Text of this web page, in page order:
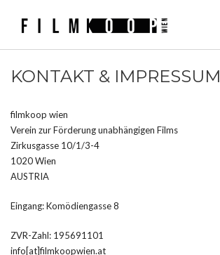
KONTAKT & IMPRESSUM
filmkoop wien
Verein zur Förderung unabhängigen Films
Zirkusgasse 10/1/3-4
1020 Wien
AUSTRIA
Eingang: Komödiengasse 8
ZVR-Zahl: 195691101
info[at]filmkoopwien.at